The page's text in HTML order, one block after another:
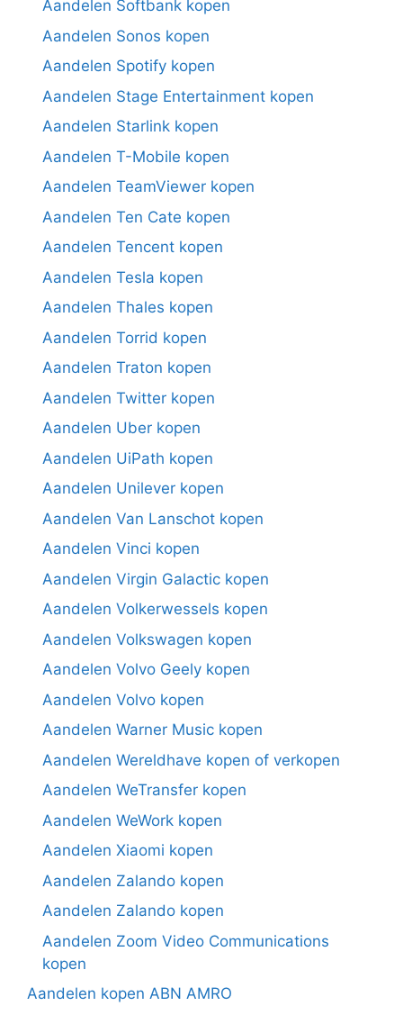
Aandelen Softbank kopen
Aandelen Sonos kopen
Aandelen Spotify kopen
Aandelen Stage Entertainment kopen
Aandelen Starlink kopen
Aandelen T-Mobile kopen
Aandelen TeamViewer kopen
Aandelen Ten Cate kopen
Aandelen Tencent kopen
Aandelen Tesla kopen
Aandelen Thales kopen
Aandelen Torrid kopen
Aandelen Traton kopen
Aandelen Twitter kopen
Aandelen Uber kopen
Aandelen UiPath kopen
Aandelen Unilever kopen
Aandelen Van Lanschot kopen
Aandelen Vinci kopen
Aandelen Virgin Galactic kopen
Aandelen Volkerwessels kopen
Aandelen Volkswagen kopen
Aandelen Volvo Geely kopen
Aandelen Volvo kopen
Aandelen Warner Music kopen
Aandelen Wereldhave kopen of verkopen
Aandelen WeTransfer kopen
Aandelen WeWork kopen
Aandelen Xiaomi kopen
Aandelen Zalando kopen
Aandelen Zalando kopen
Aandelen Zoom Video Communications
kopen
Aandelen kopen ABN AMRO